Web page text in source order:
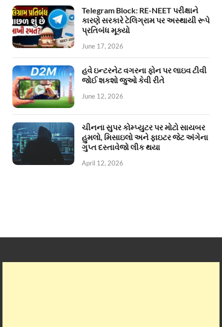
Telegram Block: RE-NEET પરીક્ષાને
કારણે સરકારે ટેલિગ્રામ પર અસ્થાયી રૂપે
પ્રતિબંધ મૂક્યો
June 17, 2026
હવે ઇન્ટરનેટ વગરના ફોન પર લાઇવ ટીવી
જોઈ શકશો જુઓ કેવી રીતે
June 12, 2026
ચીનના સુપર કોમ્પ્યુટર પર મોટો સાયબર
હુમલો, મિસાઇલો અને ફાઇટર જેટ અંગેના
ગુપ્ત દસ્તાવેજો લીક થયા
April 12, 2026